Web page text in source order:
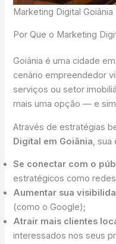
Marketing Digital Goiânia
Por Que o Marketing
Goiânia é uma cidade
cenário empreendedor
serviços ou setor
mais uma opção — e
Através de estratégias
Digital em Goiânia, sua
Se conectar com o
estratégicos como
Aumentar sua
(como o Google);
Atrair mais clientes
interessados nos seus